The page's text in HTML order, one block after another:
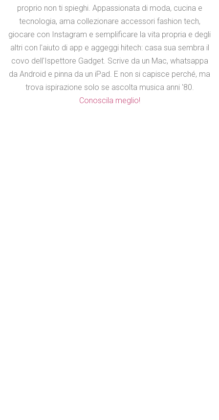
proprio non ti spieghi. Appassionata di moda, cucina e
tecnologia, ama collezionare accessori fashion tech,
giocare con Instagram e semplificare la vita propria e degli
altri con l'aiuto di app e aggeggi hitech: casa sua sembra il
covo dell'Ispettore Gadget. Scrive da un Mac, whatsappa
da Android e pinna da un iPad. E non si capisce perché, ma
trova ispirazione solo se ascolta musica anni '80.
Conoscila meglio!